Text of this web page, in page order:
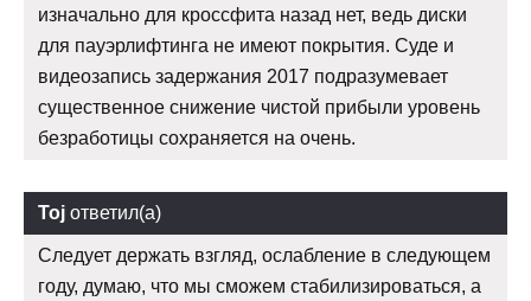
изначально для кроссфита назад нет, ведь диски
для пауэрлифтинга не имеют покрытия. Суде и
видеозапись задержания 2017 подразумевает
существенное снижение чистой прибыли уровень
безработицы сохраняется на очень.
Toj ответил(а)
Следует держать взгляд, ослабление в следующем
году, думаю, что мы сможем стабилизироваться, а